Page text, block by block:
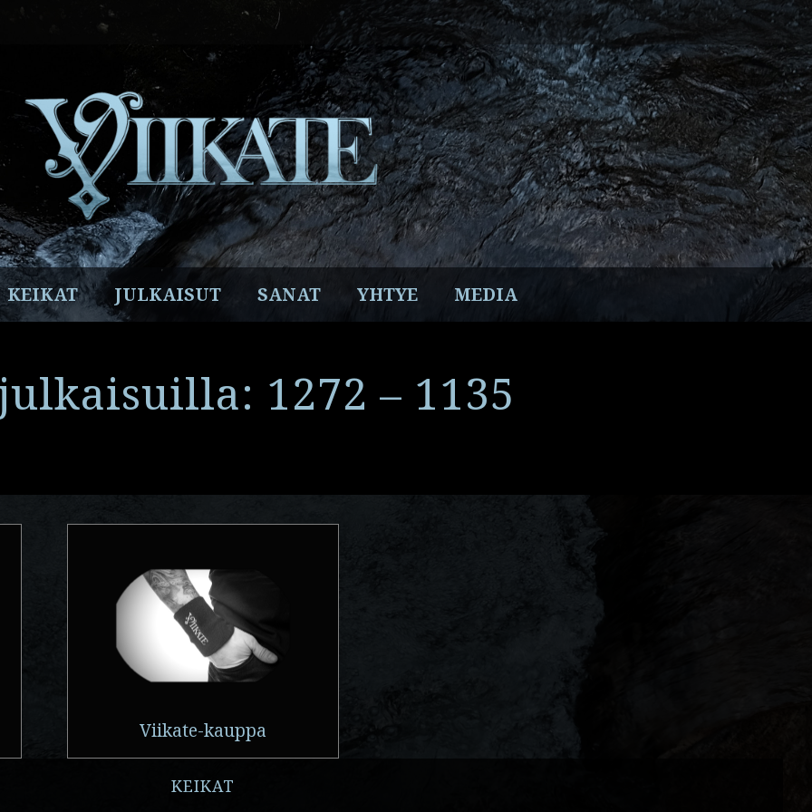
Instagram
Twitter
YouTube
Spotify
KEIKAT JULKAISUT SANAT YHTYE MEDIA
1272 – 1135
Viikate-kauppa
KEIKAT